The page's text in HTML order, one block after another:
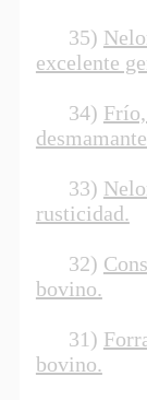
35)
excelente
34)
33)
rusticidad.
32)
bovino.
31)
bovino.